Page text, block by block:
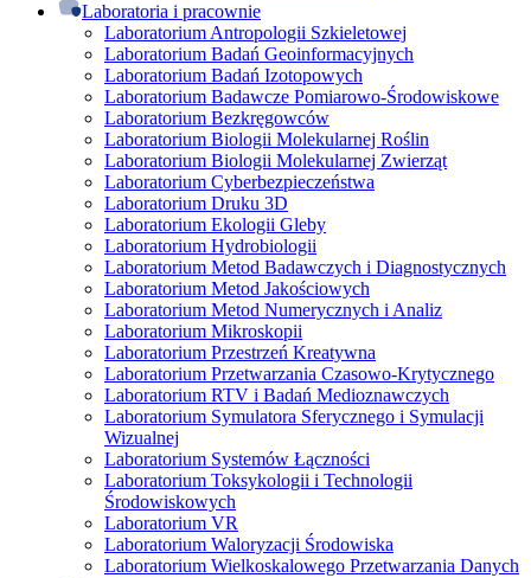
Laboratoria i pracownie
Laboratorium Antropologii Szkieletowej
Laboratorium Badań Geoinformacyjnych
Laboratorium Badań Izotopowych
Laboratorium Badawcze Pomiarowo-Środowiskowe
Laboratorium Bezkręgowców
Laboratorium Biologii Molekularnej Roślin
Laboratorium Biologii Molekularnej Zwierząt
Laboratorium Cyberbezpieczeństwa
Laboratorium Druku 3D
Laboratorium Ekologii Gleby
Laboratorium Hydrobiologii
Laboratorium Metod Badawczych i Diagnostycznych
Laboratorium Metod Jakościowych
Laboratorium Metod Numerycznych i Analiz
Laboratorium Mikroskopii
Laboratorium Przestrzeń Kreatywna
Laboratorium Przetwarzania Czasowo-Krytycznego
Laboratorium RTV i Badań Medioznawczych
Laboratorium Symulatora Sferycznego i Symulacji
Wizualnej
Laboratorium Systemów Łączności
Laboratorium Toksykologii i Technologii
Środowiskowych
Laboratorium VR
Laboratorium Waloryzacji Środowiska
Laboratorium Wielkoskalowego Przetwarzania Danych